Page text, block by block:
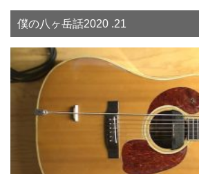
僕の八ヶ岳話2020 .21